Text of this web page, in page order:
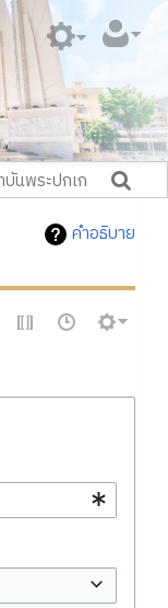
คำอธิบาย